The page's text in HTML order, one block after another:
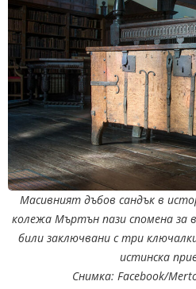
Масивният дъбов сандък в
колежа Мъртън пази спомена за
били заключвани с три
истинска
Снимка: Facebook/